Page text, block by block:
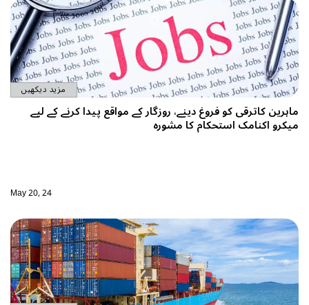
مزید دیکھیں
ماہرین کاترقی کو فروغ دینے، روزگار کے مواقع پیدا کرنے کے لیے
میکرو اکنامک استحکام کا مشورہ
May 20, 24